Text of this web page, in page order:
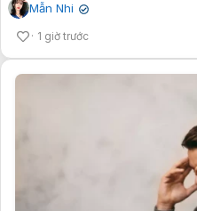
Mẫn Nhi ✔
1 giờ trước